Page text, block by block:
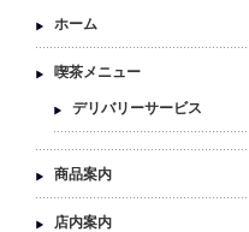
ホーム
喫茶メニュー
デリバリーサービス
商品案内
店内案内